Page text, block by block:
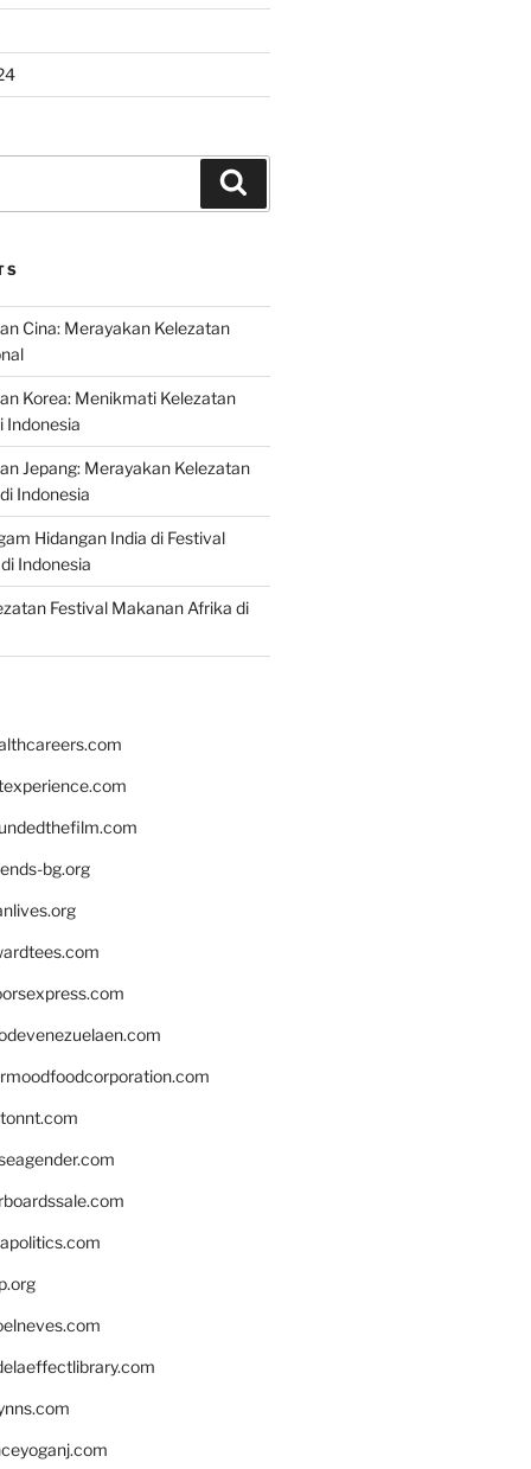
Cina: Merayakan Kelezatan
Korea: Menikmati Kelezatan
Indonesia
Jepang: Merayakan Kelezatan
Indonesia
Hidangan India di Festival
Indonesia
Festival Makanan Afrika di
bg.org